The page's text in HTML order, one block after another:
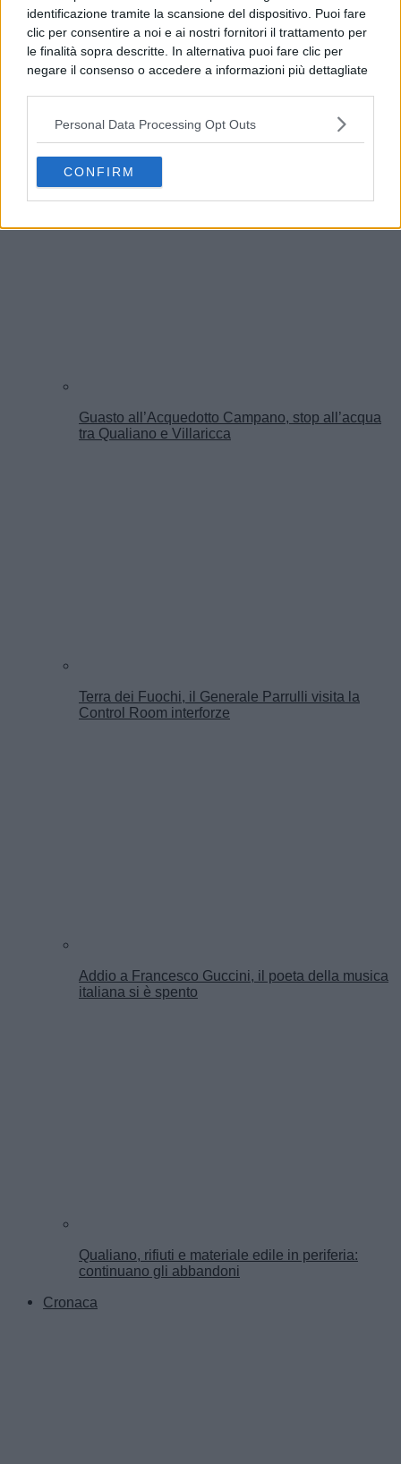
identificazione tramite la scansione del dispositivo. Puoi fare
clic per consentire a noi e ai nostri fornitori il trattamento per
le finalità sopra descritte. In alternativa puoi fare clic per
negare il consenso o accedere a informazioni più dettagliate
possono non richiedere il tuo consenso, ma hai il diritto di
opporti a tale trattamento. Le tue preferenze si
preferenze in qualsiasi momento ritornando su questo sito o
consultando la nostrainformativa sulla riservatezza.
Personal Data Processing Opt Outs
CONFIRM
Pozzuoli, servizio Poste per cittadini con case
inagibili dopo il sisma
Guasto all’Acquedotto Campano, stop all’acqua
tra Qualiano e Villaricca
Terra dei Fuochi, il Generale Parrulli visita la
Control Room interforze
Addio a Francesco Guccini, il poeta della musica
italiana si è spento
Qualiano, rifiuti e materiale edile in periferia:
continuano gli abbandoni
Cronaca